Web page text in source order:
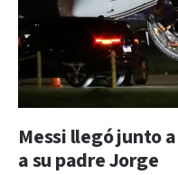
Messi llegó junto
a su padre Jorge